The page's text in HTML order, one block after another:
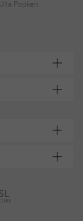
Popken